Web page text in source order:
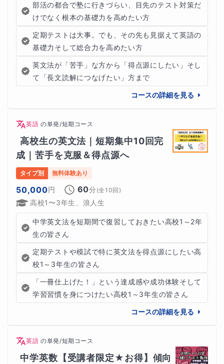
部活の都合で塾に行きづらい、目先のテスト対策だ
けでなく根本の基礎力を高めたい方
定期テストは大事。でも、その先も見据えて英語の
基礎力そして総合力を高めたい方
英文法が「苦手」な方から「得点源にしたい」そし
て「長文読解につなげたい」方まで
コースの詳細を見る
英語 の単発/短期コース
高校生の英文法｜短期集中10回完
成｜苦手を克服＆得点源へ
タイプ別 無料体験あり
50,000円 60分 (全10回)
高校1〜3年生、浪人生
中学英文法を短期間で復習しておきたい高校1～2年
生の皆さん
定期テストや模試で特に英文法を得点源にしたい高
校1～3年生の皆さん
「一冊仕上げた！」という達成感や成功体験そして
学習習慣を身につけたい高校1～3年生の皆さん
コースの詳細を見る
英語 の単発/短期コース
中学英数【受講者限定★お得】傾向